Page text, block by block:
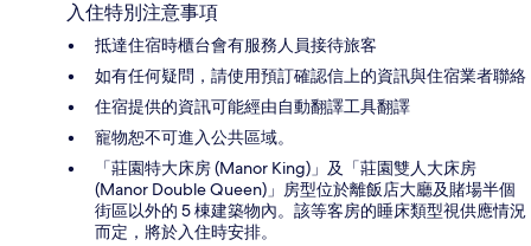
入住特別注意事項
抵達住宿時櫃台會有服務人員接待旅客
如有任何疑問，請使用預訂確認信上的資訊與住宿業者聯絡
住宿提供的資訊可能經由自動翻譯工具翻譯
寵物恕不可進入公共區域。
「莊園特大床房 (Manor King)」及「莊園雙人大床房
(Manor Double Queen)」房型位於離飯店大廳及賭場半個
街區以外的 5 棟建築物內。該等客房的睡床類型視供應情況
而定，將於入住時安排。